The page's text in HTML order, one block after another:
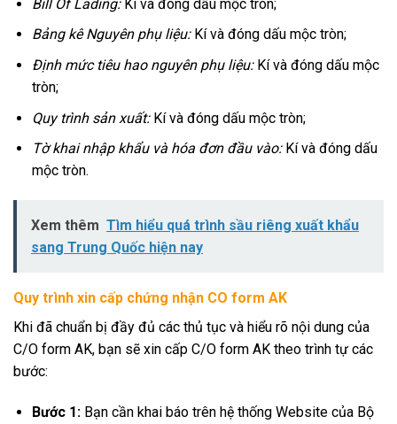
Bill Of Lading:Kí và đóng dấu mộc tròn;
Bảng kê Nguyên phụ liệu:Kí và đóng dấu mộc tròn;
Định mức tiêu hao nguyên phụ liệu:Kí và đóng dấu mộc
tròn;
Quy trình sản xuất:Kí và đóng dấu mộc tròn;
Tờ khai nhập khẩu và hóa đơn đầu vào:Kí và đóng dấu
mộc tròn.
Xem thêm Tìm hiểu quá trình sầu riêng xuất khẩu
sang Trung Quốc hiện nay
Quy trình xin cấp chứng nhận CO form AK
Khi đã chuẩn bị đầy đủ các thủ tục và hiểu rõ nội dung của
C/O form AK, bạn sẽ xin cấp C/O form AK theo trình tự các
bước:
Bước 1:Bạn cần khai báo trên hệ thống Website của Bộ